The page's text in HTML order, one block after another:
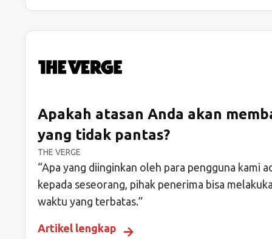
Apakah atasan Anda akan
yang tidak pantas?
THE VERGE
“Apa yang diinginkan oleh para pengguna kami
kepada seseorang, pihak penerima bisa
waktu yang terbatas.”
Artikel lengkap